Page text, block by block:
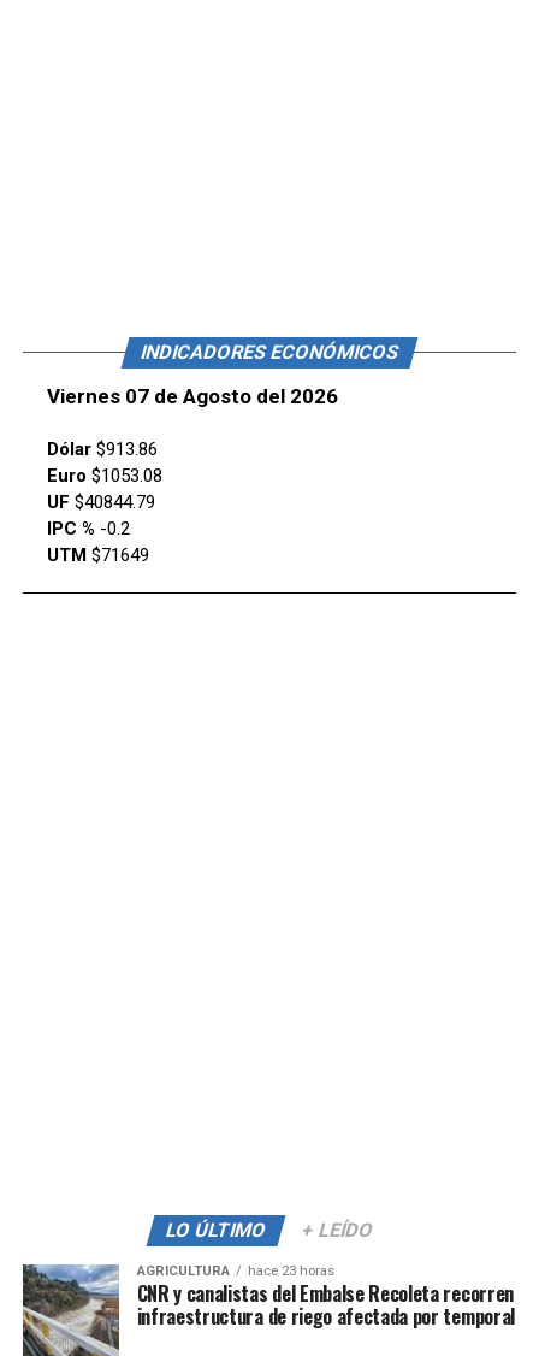
INDICADORES ECONÓMICOS
Viernes 07 de Agosto del 2026
Dólar$913.86
Euro $1053.08
UF $40844.79
IPC % -0.2
UTM $71649
LO ÚLTIMO + LEÍDO
AGRICULTURA hace 23 horas
CNR y canalistas del Embalse Recoleta recorren
infraestructura de riego afectada por temporal